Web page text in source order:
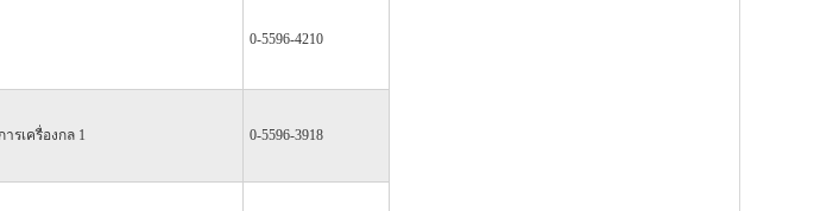
0-5596-4210
รเครื่องกล 1 0-5596-3918